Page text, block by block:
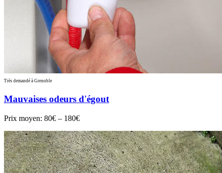
Très demandé à Grenoble
Mauvaises odeurs d'égout
Prix moyen: 80€ – 180€